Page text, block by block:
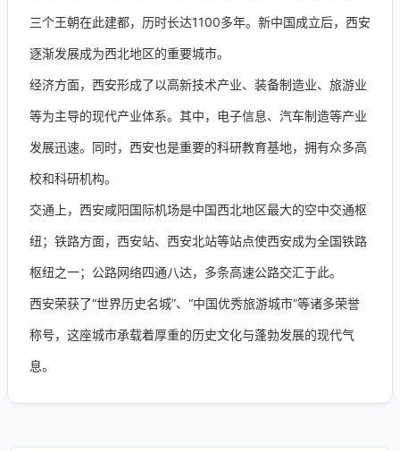
三个王朝在此建都，历时长达1100多年。新中国成立后，西安
逐渐发展成为西北地区的重要城市。
经济方面，西安形成了以高新技术产业、装备制造业、旅游业
等为主导的现代产业体系。其中，电子信息、汽车制造等产业
发展迅速。同时，西安也是重要的科研教育基地，拥有众多高
校和科研机构。
交通上，西安咸阳国际机场是中国西北地区最大的空中交通枢
纽；铁路方面，西安站、西安北站等站点使西安成为全国铁路
枢纽之一；公路网络四通八达，多条高速公路交汇于此。
西安荣获了“世界历史名城”、“中国优秀旅游城市”等诸多荣誉
称号，这座城市承载着厚重的历史文化与蓬勃发展的现代气
息。